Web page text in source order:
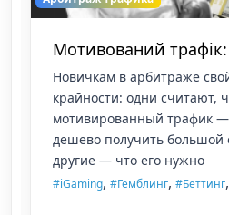
Що таке фрод в
У той час, коли
шукають нові методи, як
арбітражу трафіка, від
рекламодавці, чесні
мережі.
#iGaming, #Гемблинг, #Беттинг,